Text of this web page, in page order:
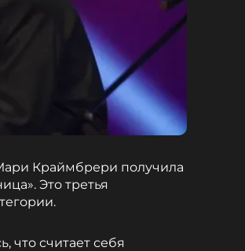
Краймбрери получила
Это третья
что считает себя